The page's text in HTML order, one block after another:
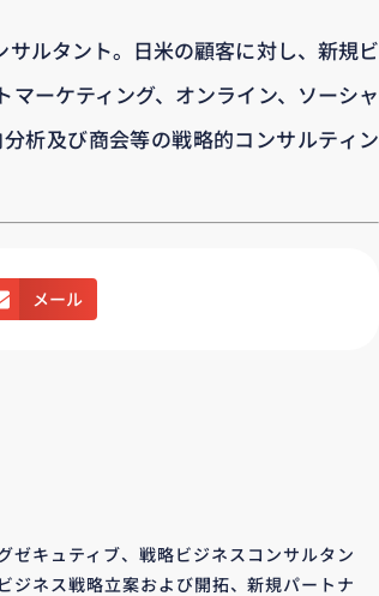
ルタント。日米の顧客に対し、新規ビ
ーケティング、オンライン、ソーシャ
析及び商会等の戦略的コンサルティン
メール
ゼキュティブ、戦略ビジネスコンサルタン
ジネス戦略立案および開拓、新規パートナ